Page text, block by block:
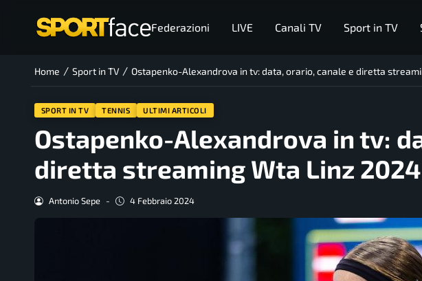
Federazioni LIVE Canali TV Sport in TV
Home / Sport in TV / Ostapenko-Alexandrova in tv: data, orario, canale e diretta
SPORT IN TV TENNIS ULTIMI ARTICOLI
Ostapenko-Alexandrova in tv:
diretta streaming Wta Linz 2024
Antonio Sepe - 4 Febbraio 2024